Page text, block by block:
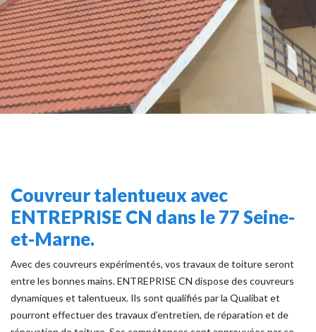
Couvreur talentueux avec
ENTREPRISE CN dans le 77 Seine-
et-Marne.
Avec des couvreurs expérimentés, vos travaux de toiture seront
entre les bonnes mains. ENTREPRISE CN dispose des couvreurs
dynamiques et talentueux. Ils sont qualifiés par la Qualibat et
pourront effectuer des travaux d’entretien, de réparation et de